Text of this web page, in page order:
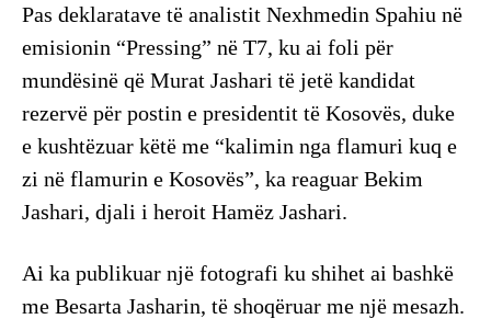
Pas deklaratave të analistit Nexhmedin Spahiu në
emisionin “Pressing” në T7, ku ai foli për
mundësinë që Murat Jashari të jetë kandidat
rezervë për postin e presidentit të Kosovës, duke
e kushtëzuar këtë me “kalimin nga flamuri kuq e
zi në flamurin e Kosovës”, ka reaguar Bekim
Jashari, djali i heroit Hamëz Jashari.
Ai ka publikuar një fotografi ku shihet ai bashkë
me Besarta Jasharin, të shoqëruar me një mesazh.